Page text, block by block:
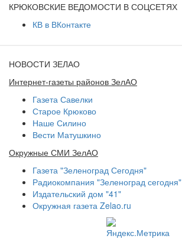
КРЮКОВСКИЕ ВЕДОМОСТИ В СОЦСЕТЯХ
КВ в ВКонтакте
НОВОСТИ ЗЕЛАО
Интернет-газеты районов ЗелАО
Газета Савелки
Старое Крюково
Наше Силино
Вести Матушкино
Окружные СМИ ЗелАО
Газета "Зеленоград Сегодня"
Радиокомпания "Зеленоград сегодня"
Издательский дом "41"
Окружная газета Zelao.ru